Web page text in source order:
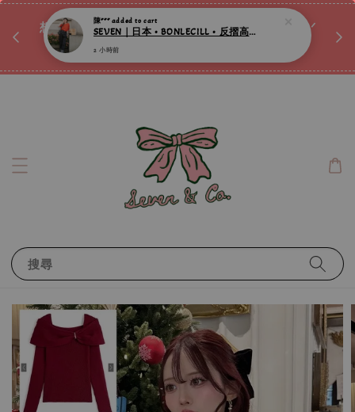
想訂製屬於自己的『水晶手鍊』嗎ꕀ♡ 私訊我們.ᐟ.ᐟ
📣Instagram 這邊按下去
搜尋
2 小時前